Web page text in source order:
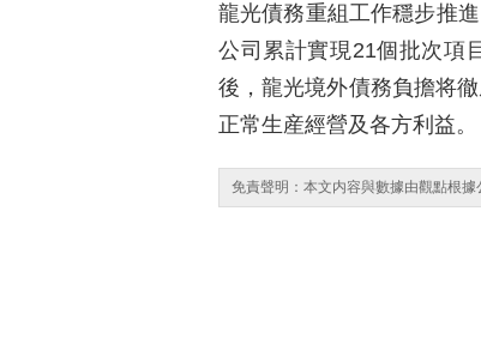
龍光債務重組工作穩步推
公司累計實現21個批次項
後，龍光境外債務負擔将
正常生産經營及各方利益。
免責聲明：本文内容與數據由觀點根據